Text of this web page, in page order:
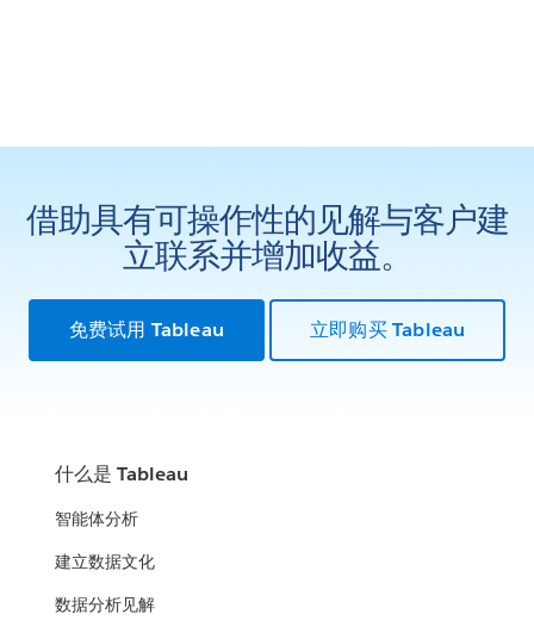
借助具有可操作性的见解与客户建
立联系并增加收益。
免费试用 Tableau 立即购买 Tableau
什么是 Tableau
智能体分析
建立数据文化
数据分析见解